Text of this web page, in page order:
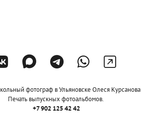
фотограф в Ульяновске Олеся Курсанова
Печать выпускных фотоальбомов.
+7 902 125 42 42